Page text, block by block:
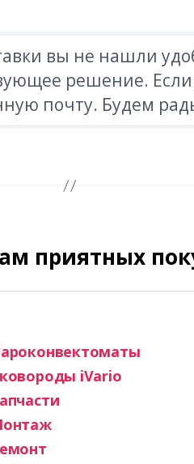
вы не нашли
решение. Если
почту. Будем
приятных
iVario